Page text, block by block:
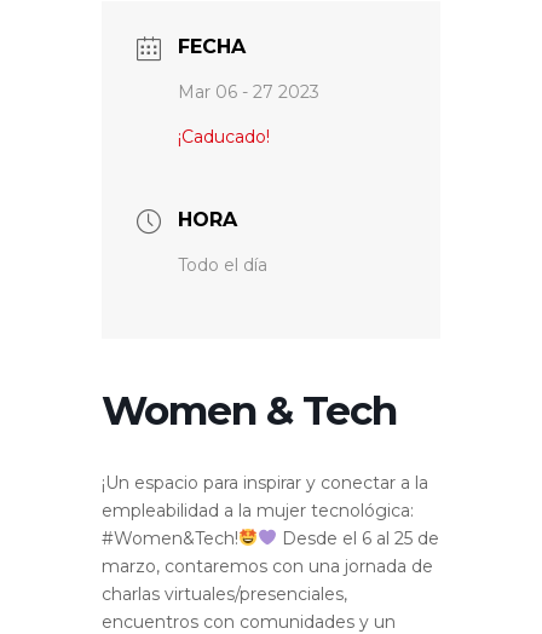
FECHA
Mar 06 - 27 2023
¡Caducado!
HORA
Todo el día
Women & Tech
¡Un espacio para inspirar y conectar a la
empleabilidad a la mujer tecnológica:
#Women&Tech!
Desde el 6 al 25 de
marzo, contaremos con una jornada de
charlas virtuales/presenciales,
encuentros con comunidades y un